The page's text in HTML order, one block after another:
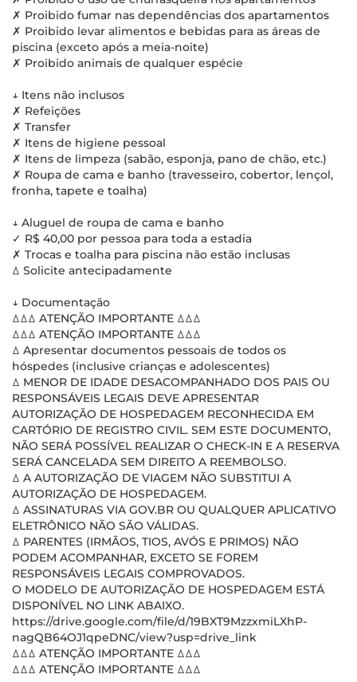
✗ Proibido fumar nas dependências dos apartamentos
✗ Proibido levar alimentos e bebidas para as áreas de
piscina (exceto após a meia-noite)
✗ Proibido animais de qualquer espécie
↓ Itens não inclusos
✗ Refeições
✗ Transfer
✗ Itens de higiene pessoal
✗ Itens de limpeza (sabão, esponja, pano de chão, etc.)
✗ Roupa de cama e banho (travesseiro, cobertor, lençol,
fronha, tapete e toalha)
↓ Aluguel de roupa de cama e banho
✓ R$ 40,00 por pessoa para toda a estadia
✗ Trocas e toalha para piscina não estão inclusas
ꕔ Solicite antecipadamente
↓ Documentação
ꕔꕔꕔ ATENÇÃO IMPORTANTE ꕔꕔꕔ
ꕔꕔꕔ ATENÇÃO IMPORTANTE ꕔꕔꕔ
ꕔ Apresentar documentos pessoais de todos os
hóspedes (inclusive crianças e adolescentes)
ꕔ MENOR DE IDADE DESACOMPANHADO DOS PAIS OU
RESPONSÁVEIS LEGAIS DEVE APRESENTAR
AUTORIZAÇÃO DE HOSPEDAGEM RECONHECIDA EM
CARTÓRIO DE REGISTRO CIVIL. SEM ESTE DOCUMENTO,
NÃO SERÁ POSSÍVEL REALIZAR O CHECK-IN E A RESERVA
SERÁ CANCELADA SEM DIREITO A REEMBOLSO.
ꕔ A AUTORIZAÇÃO DE VIAGEM NÃO SUBSTITUI A
AUTORIZAÇÃO DE HOSPEDAGEM.
ꕔ ASSINATURAS VIA GOV.BR OU QUALQUER APLICATIVO
ELETRÔNICO NÃO SÃO VÁLIDAS.
ꕔ PARENTES (IRMÃOS, TIOS, AVÓS E PRIMOS) NÃO
PODEM ACOMPANHAR, EXCETO SE FOREM
RESPONSÁVEIS LEGAIS COMPROVADOS.
O MODELO DE AUTORIZAÇÃO DE HOSPEDAGEM ESTÁ
DISPONÍVEL NO LINK ABAIXO.
https://drive.google.com/file/d/19BXT9MzzxmiLXhP-
nagQB64OJ1qpeDNC/view?usp=drive_link
ꕔꕔꕔ ATENÇÃO IMPORTANTE ꕔꕔꕔ
ꕔꕔꕔ ATENÇÃO IMPORTANTE ꕔꕔꕔ